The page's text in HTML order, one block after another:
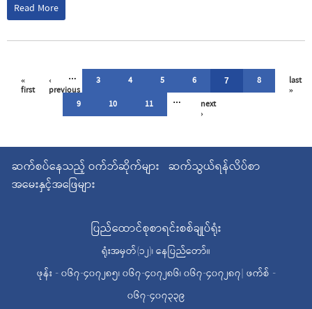
Read More
«
first
‹
previous
… 3 4 5 6 7
8
9
10 11 … next
›
last
»
ဆက်စပ်နေသည့် ဝက်ဘ်ဆိုက်များ ဆက်သွယ်ရန်လိပ်စာ
အမေးနှင့်အဖြေများ
ပြည်ထောင်စုစာရင်းစစ်ချုပ်ရုံး
ရုံးအမှတ်(၁၂)၊ နေပြည်တော်။
ဖုန်း - ၀၆၇-၄၀၇၂၈၅၊ ၀၆၇-၄၀၇၂၈၆၊ ၀၆၇-၄၀၇၂၈၇| ဖက်စ် -
၀၆၇-၄၀၇၃၃၉